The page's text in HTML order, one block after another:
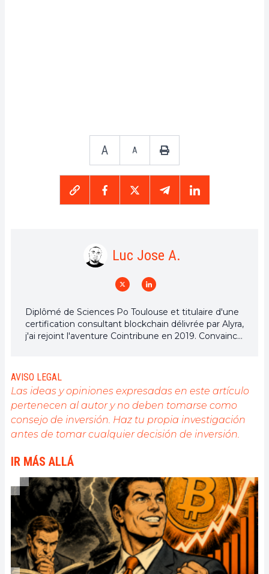
A A
Luc Jose A.
Diplômé de Sciences Po Toulouse et titulaire d'une
certification consultant blockchain délivrée par Alyra,
j'ai rejoint l'aventure Cointribune en 2019. Convaincu
l'engagement de sensibiliser et d'informer le grand
public sur cet écosystème en constante évolution.
Mon objectif est de permettre à chacun de mieux
comprendre la blockchain et de saisir les
opportunités qu'elle offre. Je m'efforce chaque jour
de fournir une analyse objective de l'actualité, de
dernières innovations technologiques et de mettre
en perspective les enjeux économiques et
sociétaux de cette révolution en marche.
AVISO LEGAL
Las ideas y opiniones expresadas en este artículo
pertenecen al autor y no deben tomarse como
consejo de inversión. Haz tu propia investigación
antes de tomar cualquier decisión de inversión.
IR MÁS ALLÁ